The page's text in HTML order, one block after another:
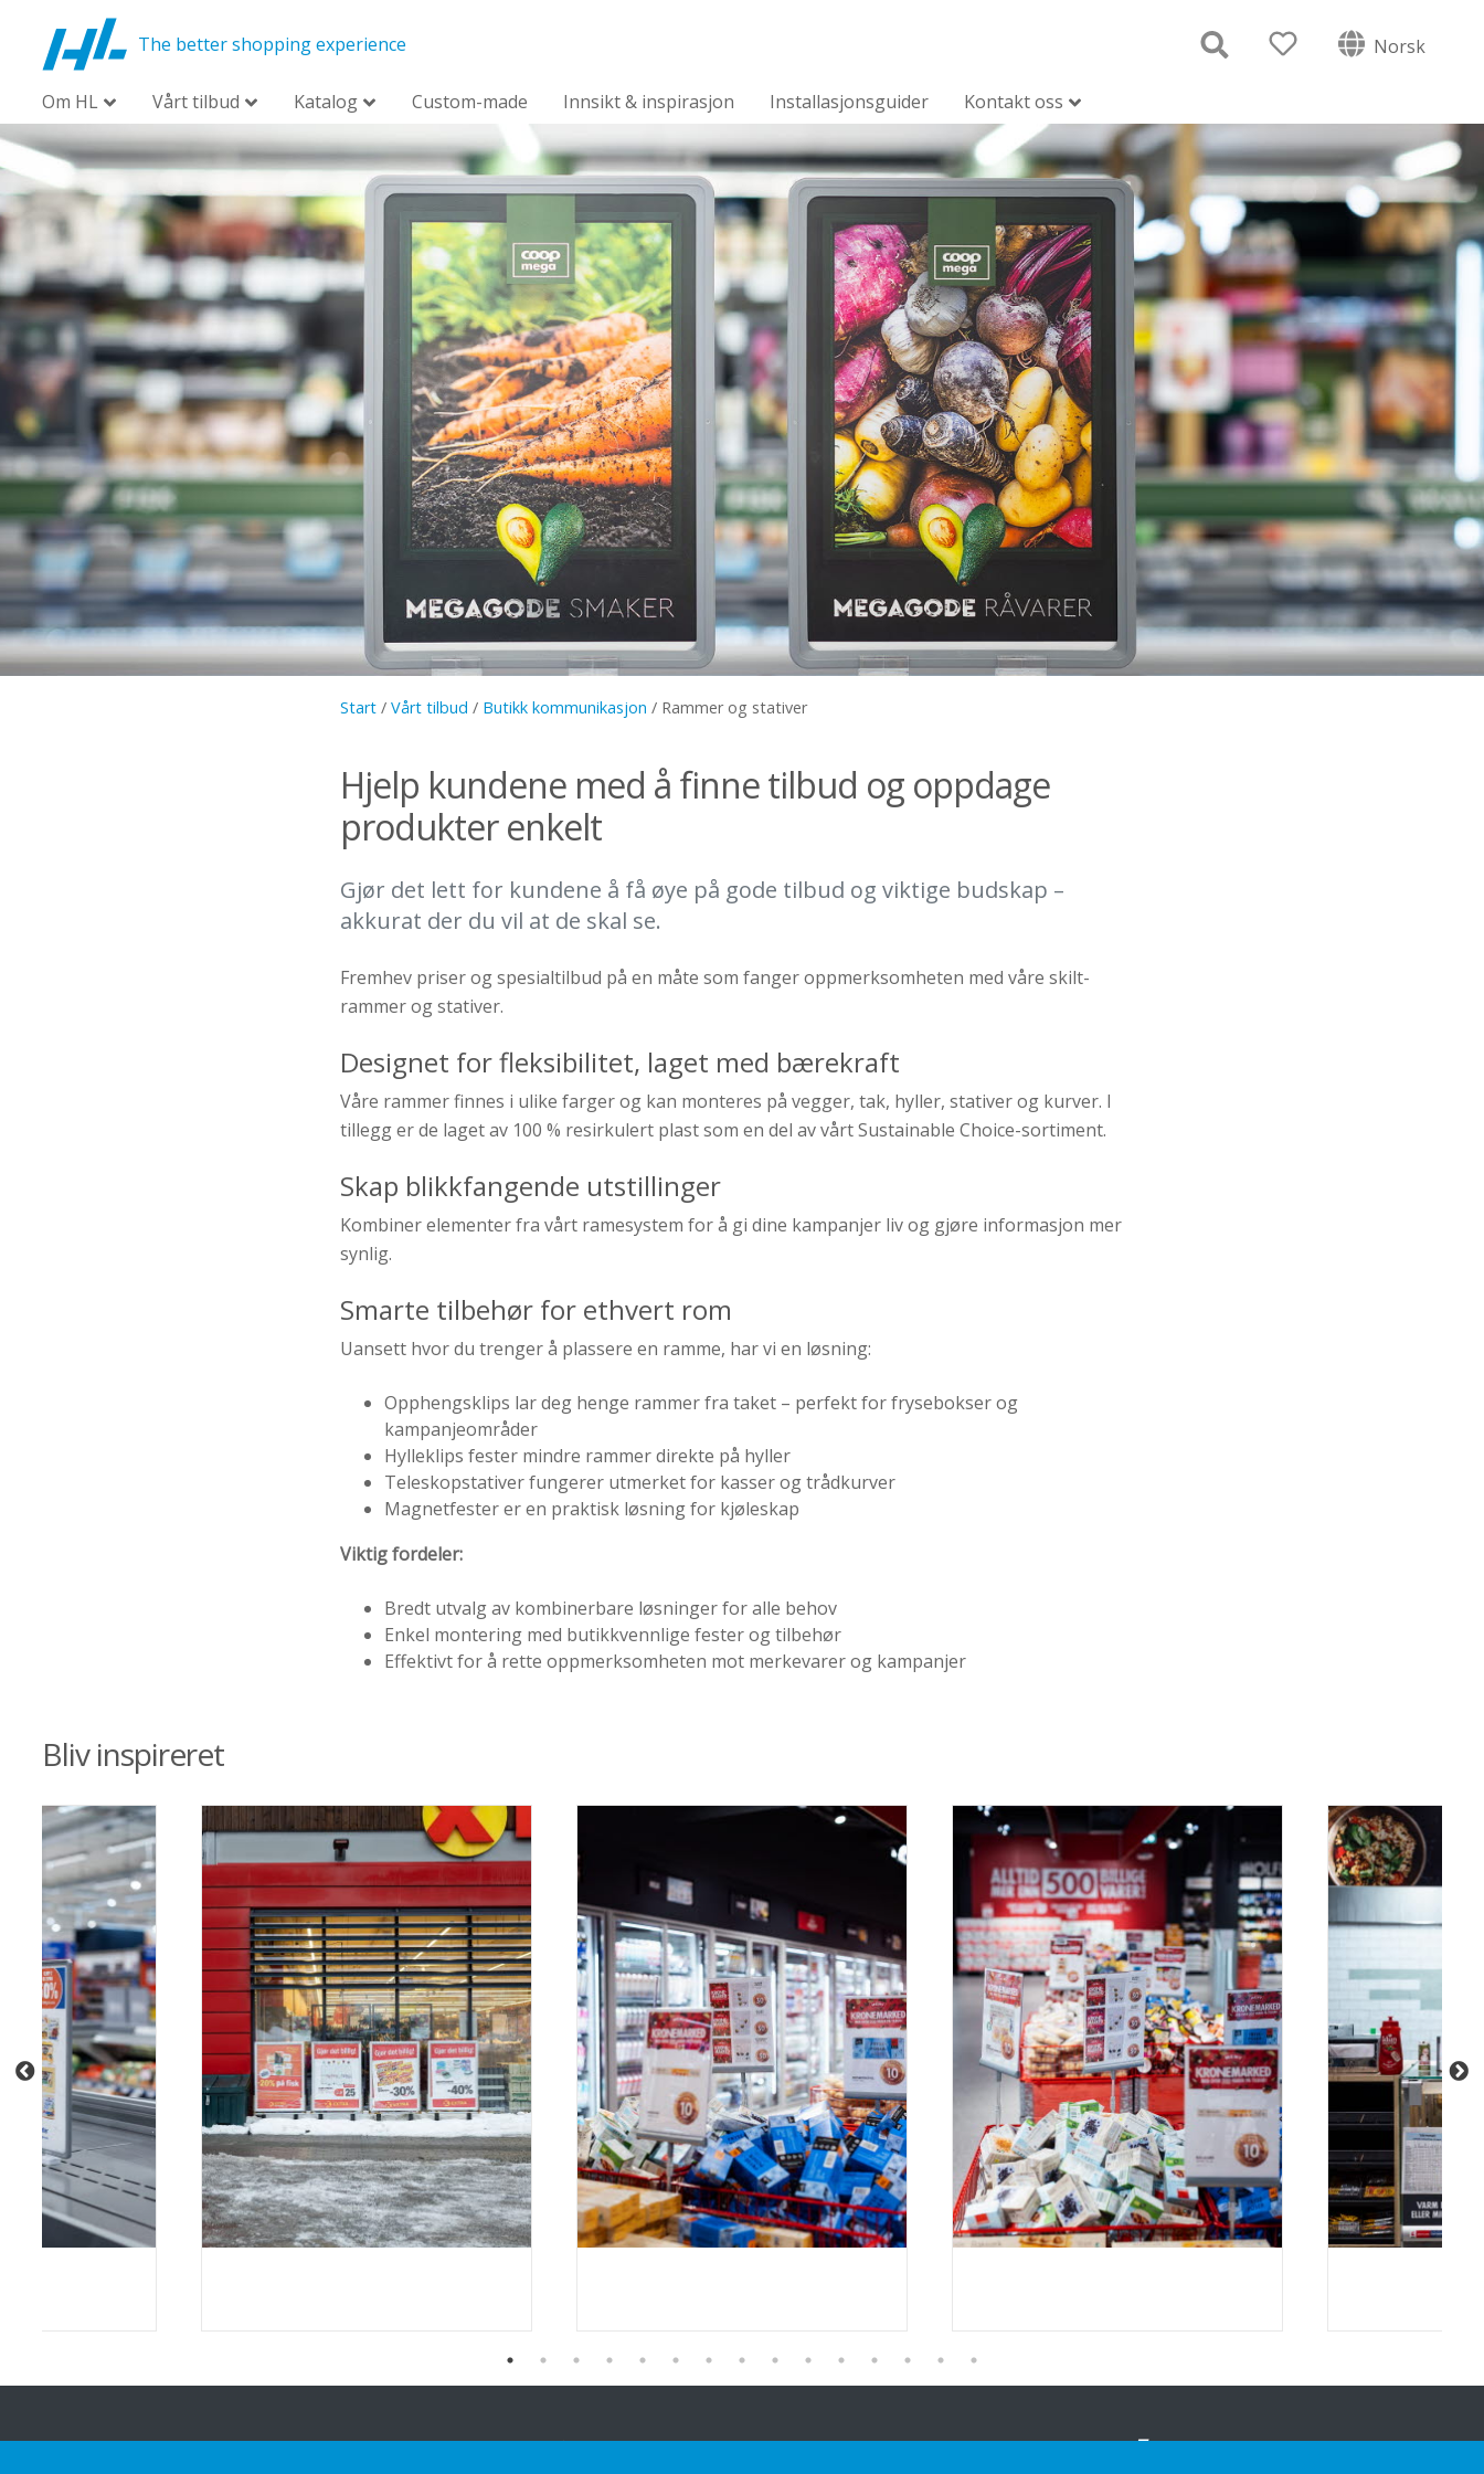
The better shopping experience Norsk
Om HL Vårt tilbud Katalog Custom-made Innsikt & inspirasjon Installasjonsguider Kontakt oss
Start/ Vårt tilbud / Butikk kommunikasjon / Rammer og stativer
Hjelp kundene med å finne tilbud og oppdage
produkter enkelt
Gjør det lett for kundene å få øye på gode tilbud og viktige budskap –
akkurat der du vil at de skal se.
Fremhev priser og spesialtilbud på en måte som fanger oppmerksomheten med våre skilt­
rammer og stativer.
Designet for fleksibilitet, laget med bærekraft
Våre rammer finnes i ulike farger og kan monteres på vegger, tak, hyller, stativer og kurver. I
tillegg er de laget av 100 % resirkulert plast som en del av vårt Sustainable Choice-sortiment.
Skap blikkfangende utstillinger
Kombiner elementer fra vårt ramesystem for å gi dine kampanjer liv og gjøre informasjon mer
synlig.
Smarte tilbehør for ethvert rom
Uansett hvor du trenger å plassere en ramme, har vi en løsning:
Opphengsklips lar deg henge rammer fra taket – perfekt for frysebokser og
kampanjeområder
Hylleklips fester mindre rammer direkte på hyller
Teleskopstativer fungerer utmerket for kasser og trådkurver
Magnetfester er en praktisk løsning for kjøleskap
Viktig fordeler:
Bredt utvalg av kombinerbare løsninger for alle behov
Enkel montering med butikkvennlige fester og tilbehør
Effektivt for å rette oppmerksomheten mot merkevarer og kampanjer
Bliv inspireret